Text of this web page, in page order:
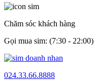
Chăm sóc khách hàng
Gọi mua sim: (7:30 - 22:00)
024.33.66.8888